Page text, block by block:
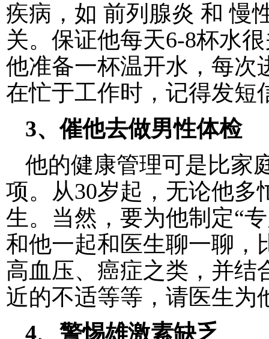
疾病，如 前列腺炎 和 慢
关。保证他每天6-8杯水
他准备一杯温开水，每次
在忙于工作时，记得发短
3、催他去做男性体检
他的健康管理可是比家
项。从30岁起，无论他
生。当然，要为他制定“
和他一起和医生聊一聊，
高血压、癌症之类，并结
近的不适等等，请医生为
4、警惕雄激素缺乏